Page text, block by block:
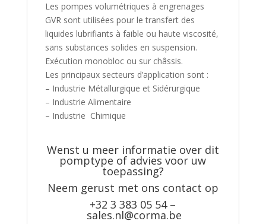
Les pompes volumétriques à engrenages
GVR sont utilisées pour le transfert des
liquides lubrifiants à faible ou haute viscosité,
sans substances solides en suspension.
Exécution monobloc ou sur châssis.
Les principaux secteurs d’application sont :
– Industrie Métallurgique et Sidérurgique
– Industrie Alimentaire
– Industrie Chimique
Wenst u meer informatie over dit
pomptype of advies voor uw
toepassing?
Neem gerust met ons contact op
+32 3 383 05 54 –
sales.nl@corma.be